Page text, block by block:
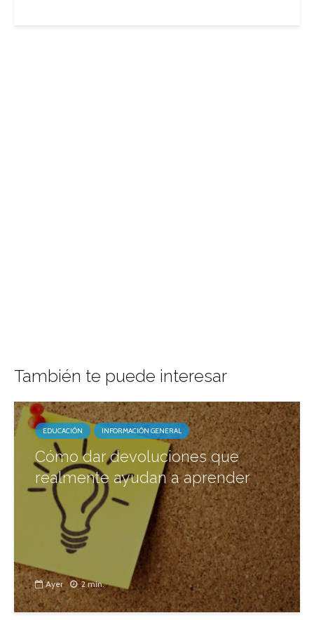
También te puede interesar
EDUCACIÓN INFORMACIÓN GENERAL
Cómo dar devoluciones que
realmente ayudan a aprender
Ayer 2 min.